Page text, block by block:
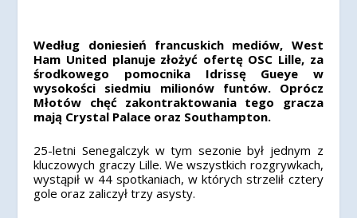
Według doniesień francuskich mediów, West
Ham United planuje złożyć ofertę OSC Lille, za
środkowego pomocnika Idrissę Gueye w
wysokości siedmiu milionów funtów. Oprócz
Młotów chęć zakontraktowania tego gracza
mają Crystal Palace oraz Southampton.
25-letni Senegalczyk w tym sezonie był jednym z
kluczowych graczy Lille. We wszystkich rozgrywkach,
wystąpił w 44 spotkaniach, w których strzelił cztery
gole oraz zaliczył trzy asysty.